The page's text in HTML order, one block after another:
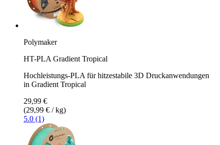
Polymaker
HT-PLA Gradient Tropical
Hochleistungs-PLA für hitzestabile 3D Druckanwendungen
in Gradient Tropical
29,99 €
(29,99 € / kg)
5.0 (1)